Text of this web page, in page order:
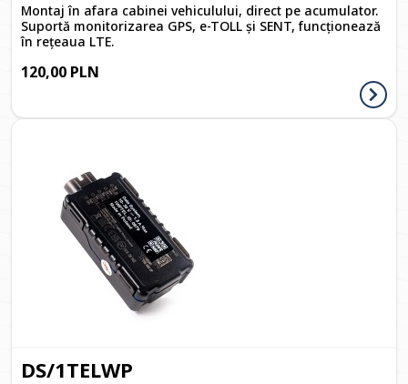
Montaj în afara cabinei vehiculului, direct pe acumulator.
Suportă monitorizarea GPS, e-TOLL și SENT, funcționează
în rețeaua LTE.
120,00 PLN
DS/1TELWP